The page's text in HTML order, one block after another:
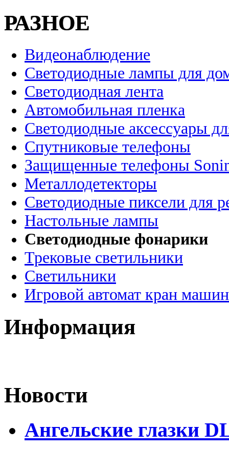
РАЗНОЕ
Видеонаблюдение
Светодиодные лампы для
Светодиодная лента
Автомобильная пленка
Светодиодные аксессуары
Спутниковые телефоны
Защищенные телефоны
Металлодетекторы
Светодиодные пиксели для
Настольные лампы
Светодиодные фонарики
Трековые светильники
Светильники
Игровой автомат кран
Информация
Новости
Ангельские глазки